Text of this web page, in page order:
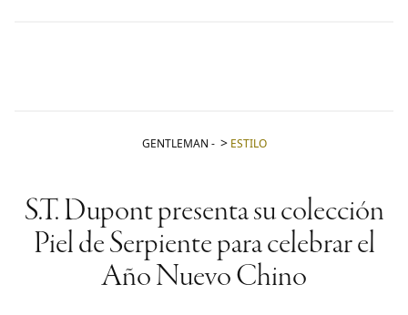
GENTLEMAN - ESTILO
S.T. Dupont presenta su colección
Piel de Serpiente para celebrar el
Año Nuevo Chino